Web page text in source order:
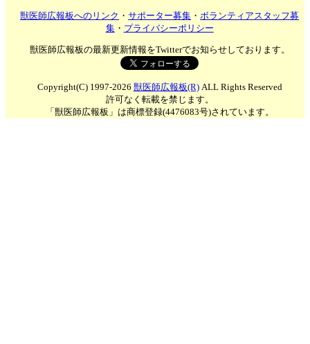
獣医師広報板へのリンク ・サポーター募集 ・ボランティアスタッフ募
集・ プライバシーポリシー
獣医師広報板の最新更新情報をTwitterでお知らせしております。
Copyright(C) 1997-2026 獣医師広報板(R)ALL Rights Reserved
許可なく転載を禁じます。
「獣医師広報板」は商標登録(4476083号)されています。